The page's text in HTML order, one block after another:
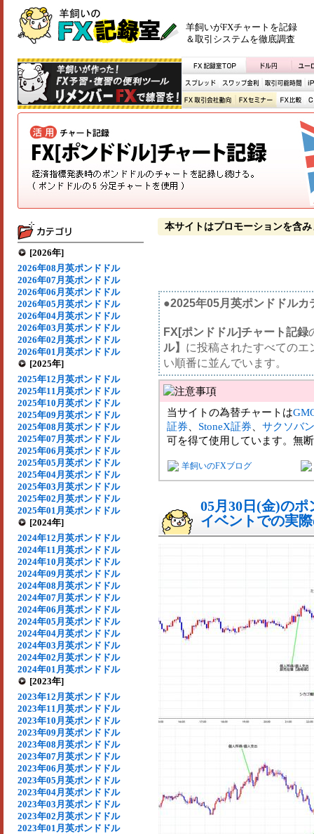
羊飼いがFXチャートを記録
＆取引システムを徹底調査
[2026年]
2026年08月英ポンドドル
2026年07月英ポンドドル
2026年06月英ポンドドル
2026年05月英ポンドドル
2026年04月英ポンドドル
2026年03月英ポンドドル
2026年02月英ポンドドル
2026年01月英ポンドドル
[2025年]
2025年12月英ポンドドル
2025年11月英ポンドドル
2025年10月英ポンドドル
2025年09月英ポンドドル
2025年08月英ポンドドル
2025年07月英ポンドドル
2025年06月英ポンドドル
2025年05月英ポンドドル
2025年04月英ポンドドル
2025年03月英ポンドドル
2025年02月英ポンドドル
2025年01月英ポンドドル
[2024年]
2024年12月英ポンドドル
2024年11月英ポンドドル
2024年10月英ポンドドル
2024年09月英ポンドドル
2024年08月英ポンドドル
2024年07月英ポンドドル
2024年06月英ポンドドル
2024年05月英ポンドドル
2024年04月英ポンドドル
2024年03月英ポンドドル
2024年02月英ポンドドル
2024年01月英ポンドドル
[2023年]
2023年12月英ポンドドル
2023年11月英ポンドドル
2023年10月英ポンドドル
2023年09月英ポンドドル
2023年08月英ポンドドル
2023年07月英ポンドドル
2023年06月英ポンドドル
2023年05月英ポンドドル
2023年04月英ポンドドル
2023年03月英ポンドドル
2023年02月英ポンドドル
2023年01月英ポンドドル
本サイトはプロモーションを含み
●2025年05月英ポンドドルカ
FX[ポンドドル]チャート記録
ル】 に投稿されたすべての
い順番に並んでいます。
当サイトの為替チャートは
証券
StoneX証券
サクソバ
可を得て使用しています。無
羊飼いのFXブログ
05月30日(金)の
イベントでの実